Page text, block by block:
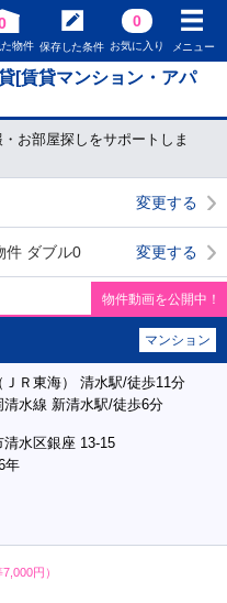
物件 保存した条件
0
お気に入り メニュー
[賃貸マンション・アパ
お部屋探しをサポートしま
変更する
件 ダブル0 変更する
物件動画を公開中！
マンション
ＪＲ東海） 清水駅/徒歩11分
清水線 新清水駅/徒歩6分
水区銀座 13-15
年
7,000円）